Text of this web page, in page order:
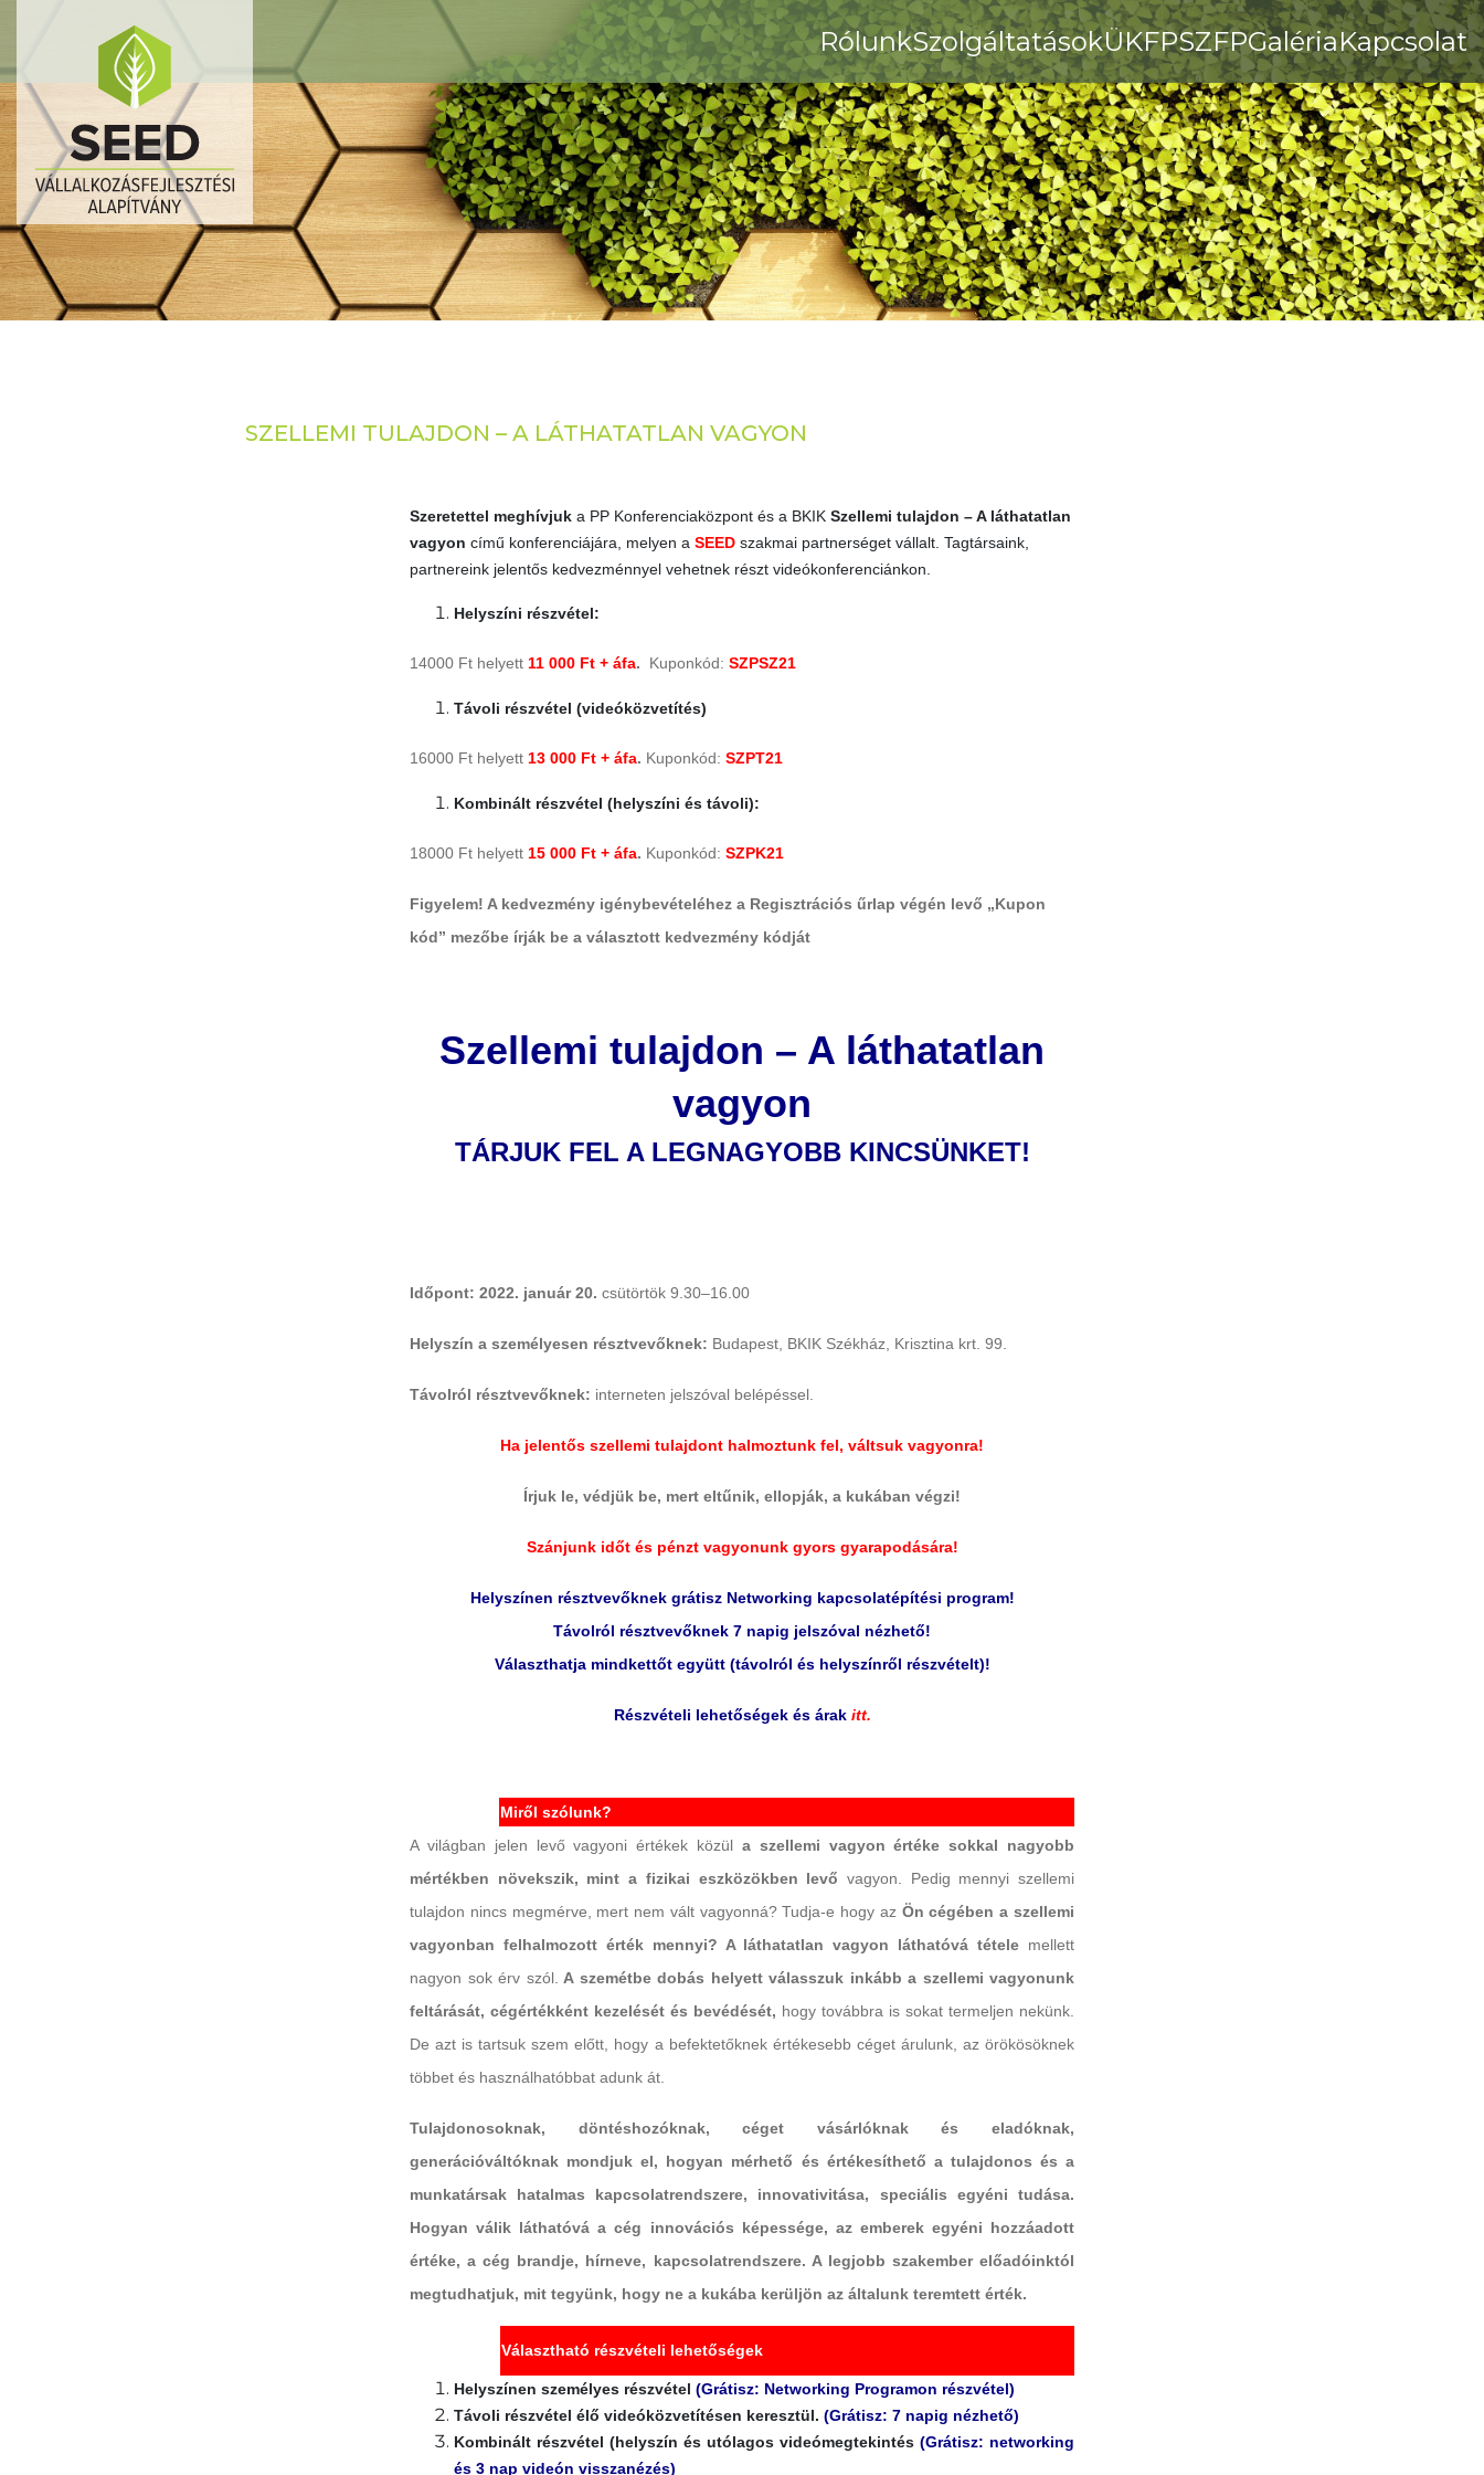
RólunkSzolgáltatásokÜKFPSZFPGalériaKapcsolat
SZELLEMI TULAJDON – A LÁTHATATLAN VAGYON
Szeretettel meghívjuk a PP Konferenciaközpont és a BKIK Szellemi tulajdon – A láthatatlan
vagyon című konferenciájára, melyen a SEED szakmai partnerséget vállalt. Tagtársaink,
partnereink jelentős kedvezménnyel vehetnek részt videókonferenciánkon.
Helyszíni részvétel:
14000 Ft helyett 11 000 Ft + áfa. Kuponkód: SZPSZ21
Távoli részvétel (videóközvetítés)
16000 Ft helyett 13 000 Ft + áfa. Kuponkód: SZPT21
Kombinált részvétel (helyszíni és távoli):
18000 Ft helyett 15 000 Ft + áfa. Kuponkód: SZPK21
Figyelem! A kedvezmény igénybevételéhez a Regisztrációs űrlap végén levő „Kupon
kód” mezőbe írják be a választott kedvezmény kódját
Szellemi tulajdon – A láthatatlan
vagyon
TÁRJUK FEL A LEGNAGYOBB KINCSÜNKET!
Időpont: 2022. január 20. csütörtök 9.30–16.00
Helyszín a személyesen résztvevőknek: Budapest, BKIK Székház, Krisztina krt. 99.
Távolról résztvevőknek: interneten jelszóval belépéssel.
Ha jelentős szellemi tulajdont halmoztunk fel, váltsuk vagyonra!
Írjuk le, védjük be, mert eltűnik, ellopják, a kukában végzi!
Szánjunk időt és pénzt vagyonunk gyors gyarapodására!
Helyszínen résztvevőknek grátisz Networking kapcsolatépítési program!
Távolról résztvevőknek 7 napig jelszóval nézhető!
Választhatja mindkettőt együtt (távolról és helyszínről részvételt)!
Részvételi lehetőségek és árak itt.
Miről szólunk?
A világban jelen levő vagyoni értékek közül a szellemi vagyon értéke sokkal nagyobb
mértékben növekszik, mint a fizikai eszközökben levő vagyon.
Pedig mennyi szellemi
tulajdon nincs megmérve, mert nem vált vagyonná? Tudja-e hogy az Ön cégében a szellemi
vagyonban felhalmozott érték mennyi? A láthatatlan vagyon láthatóvá tétele mellett
nagyon sok érv szól. A szemétbe dobás helyett válasszuk inkább a szellemi vagyonunk
feltárását, cégértékként kezelését és bevédését, hogy továbbra is sokat termeljen nekünk.
De azt is tartsuk szem előtt, hogy a befektetőknek értékesebb céget árulunk, az örökösöknek
többet és használhatóbbat adunk át.
Tulajdonosoknak, döntéshozóknak, céget vásárlóknak és eladóknak,
generációváltóknak mondjuk el, hogyan mérhető és értékesíthető a tulajdonos és a
munkatársak hatalmas kapcsolatrendszere, innovativitása, speciális egyéni tudása.
Hogyan válik láthatóvá a cég innovációs képessége, az emberek egyéni hozzáadott
értéke, a cég brandje, hírneve, kapcsolatrendszere. A legjobb szakember előadóinktól
megtudhatjuk, mit tegyünk, hogy ne a kukába kerüljön az általunk teremtett érték.
Választható részvételi lehetőségek
Helyszínen személyes részvétel (Grátisz: Networking Programon részvétel)
Távoli részvétel élő videóközvetítésen keresztül. (Grátisz: 7 napig nézhető)
Kombinált részvétel (helyszín és utólagos videómegtekintés (Grátisz: networking
és 3 nap videón visszanézés)